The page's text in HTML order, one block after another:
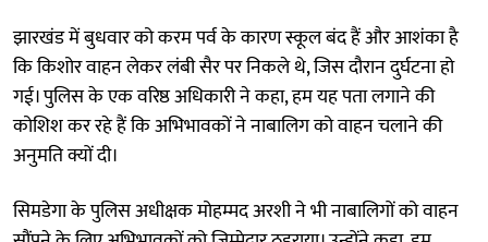
झारखंड में बुधवार को करम पर्व के कारण स्कूल बंद हैं और आशंका है
कि किशोर वाहन लेकर लंबी सैर पर निकले थे, जिस दौरान दुर्घटना हो
गई। पुलिस के एक वरिष्ठ अधिकारी ने कहा, हम यह पता लगाने की
कोशिश कर रहे हैं कि अभिभावकों ने नाबालिग को वाहन चलाने की
अनुमति क्यों दी।
सिमडेगा के पुलिस अधीक्षक मोहम्मद अरशी ने भी नाबालिगों को वाहन